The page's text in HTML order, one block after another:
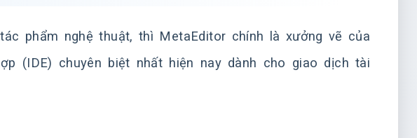
phẩm nghệ thuật, thì MetaEditor chính là xưởng vẽ của
(IDE) chuyên biệt nhất hiện nay dành cho giao dịch tài